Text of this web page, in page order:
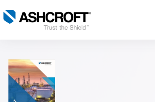
Productos